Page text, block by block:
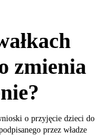
zmienia
o przyjęcie dzieci do
przez władze